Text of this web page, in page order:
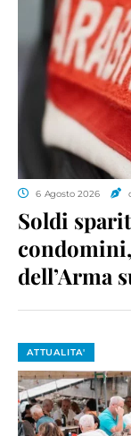
6 Agosto 2026
Soldi
dell’Arma
ATTUALITA'